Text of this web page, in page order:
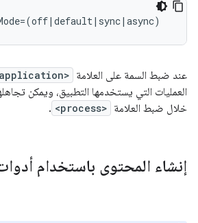
عند ضبط السمة على العلامة
العمليات التي يستخدمها التطبيق، ويمكن
خلال ضبط العلامة <process>
.
إنشاء المحتوى باستخدام